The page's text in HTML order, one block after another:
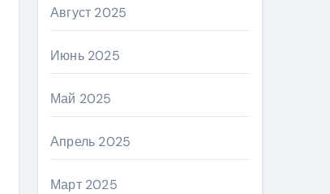
Август 2025
Июнь 2025
Май 2025
Апрель 2025
Март 2025